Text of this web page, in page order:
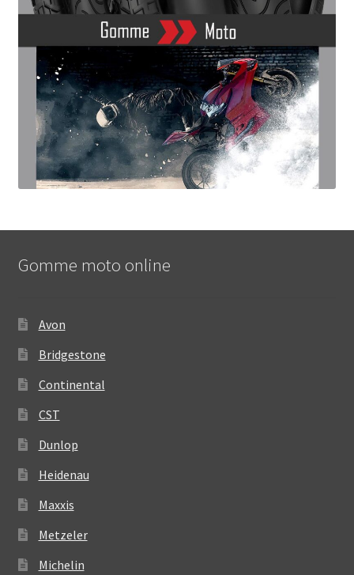
Gomme moto online
Avon
Bridgestone
Continental
CST
Dunlop
Heidenau
Maxxis
Metzeler
Michelin